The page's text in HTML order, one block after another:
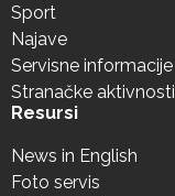
Sport
Najave
Servisne informacije
Stranačke aktivnosti
Resursi
News in English
Foto servis